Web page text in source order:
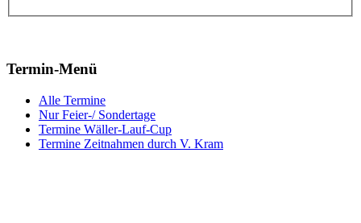
Termin-Menü
Alle Termine
Nur Feier-/ Sondertage
Termine Wäller-Lauf-Cup
Termine Zeitnahmen durch V. Kram